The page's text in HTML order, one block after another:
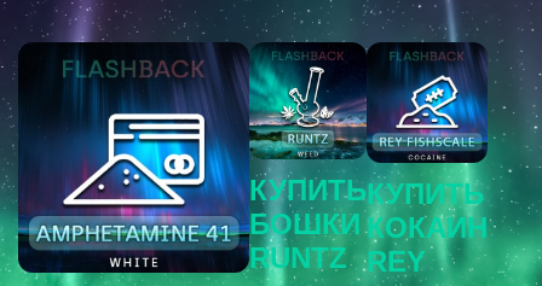
КУПИТЬ
БОШКИ
RUNTZ
КУПИТЬ
КОКАИН
REY